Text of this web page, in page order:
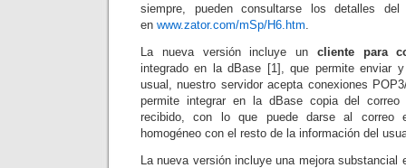
siempre, pueden consultarse los detalles del
en www.zator.com/mSp/H6.htm.
La nueva versión incluye un cliente para
integrado en la dBase [1], que permite enviar
usual, nuestro servidor acepta conexiones
permite integrar en la dBase copia del
recibido, con lo que puede darse al correo
homogéneo con el resto de la información del
La nueva versión incluye una mejora substancial